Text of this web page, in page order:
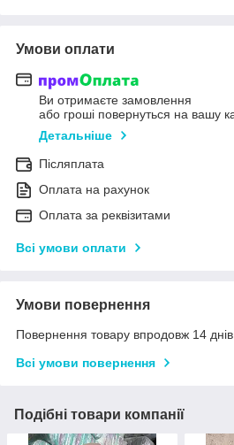
Умови оплати
Ви отримаєте замовлення
або гроші повернуться на вашу
Детальніше
Післяплата
Оплата на рахунок
Оплата за реквізитами
Всі умови оплати
Умови повернення
Повернення товару впродовж 14
Всі умови повернення
Подібні товари компанії